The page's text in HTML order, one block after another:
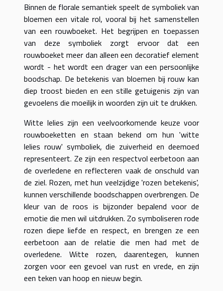
Binnen de florale semantiek speelt de symboliek van
bloemen een vitale rol, vooral bij het samenstellen
van een rouwboeket. Het begrijpen en toepassen
van deze symboliek zorgt ervoor dat een
rouwboeket meer dan alleen een decoratief element
wordt - het wordt een drager van een persoonlijke
boodschap. De betekenis van bloemen bij rouw kan
diep troost bieden en een stille getuigenis zijn van
gevoelens die moeilijk in woorden zijn uit te drukken.
Witte lelies zijn een veelvoorkomende keuze voor
rouwboeketten en staan bekend om hun 'witte
lelies rouw' symboliek, die zuiverheid en deemoed
representeert. Ze zijn een respectvol eerbetoon aan
de overledene en reflecteren vaak de onschuld van
de ziel. Rozen, met hun veelzijdige 'rozen betekenis',
kunnen verschillende boodschappen overbrengen. De
kleur van de roos is bijzonder bepalend voor de
emotie die men wil uitdrukken. Zo symboliseren rode
rozen diepe liefde en respect, en brengen ze een
eerbetoon aan de relatie die men had met de
overledene. Witte rozen, daarentegen, kunnen
zorgen voor een gevoel van rust en vrede, en zijn
een teken van hoop en nieuw begin.